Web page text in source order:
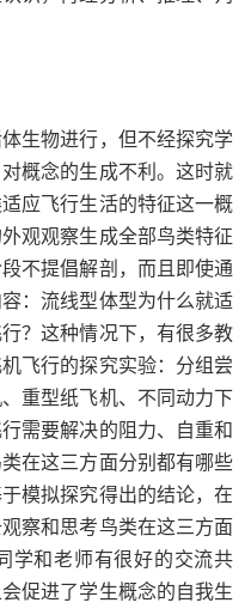
生物进行，但不经探究学
概念的生成不利。这时就
应飞行生活的特征这一概
观观察生成全部鸟类特征
不提倡解剖，而且即使通
：流线型体型为什么就适
？这种情况下，有很多教
飞行的探究实验：分组尝
重型纸飞机、不同动力下
需要解决的阻力、自重和
在这三方面分别都有哪些
模拟探究得出的结论，在
察和思考鸟类在这三方面
学和老师有很好的交流共
促进了学生概念的自我生